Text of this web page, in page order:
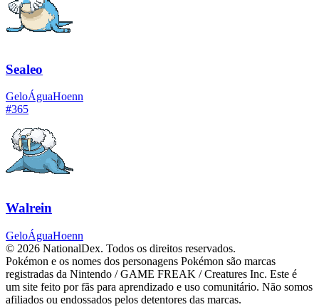
Sealeo
GeloÁguaHoenn
#365
Walrein
GeloÁguaHoenn
© 2026 NationalDex. Todos os direitos reservados.
Pokémon e os nomes dos personagens Pokémon são marcas
registradas da Nintendo / GAME FREAK / Creatures Inc. Este é
um site feito por fãs para aprendizado e uso comunitário. Não somos
afiliados ou endossados pelos detentores das marcas.